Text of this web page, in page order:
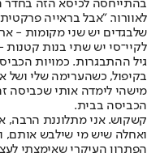
בהתייחסה לכיסא הזה בחדר
לאוורור. "אבל בראייה
שלבגדים יש שני מקומות -
לקיי־סי יש שתי בנות
גיל ההתבגרות. כמויות
בקיפול, כשהערימה שלי ושל
מישהי לימדה אותי שכביסה
הכביסה בבית.
קשקוש. אני מתלוננת הרבה,
ואחלה שיש מי שילבש אותם,
הפתרון העיקרי שאימצתי